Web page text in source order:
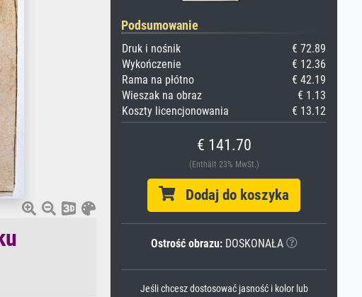
Podsumowanie
Druk i nośnik
€ 72.89
Wykończenie
€ 12.36
Rama na płótno
€ 42.19
Wieszak na obraz
€ 1.13
Koszty licencjonowania
€ 13.12
€ 141.70
(Enthält 23% MwSt.)
Dodaj do koszyka
Ostrość obrazu:DOSKONAŁA
Jeśli chcesz dostosować jasność i kolor lub